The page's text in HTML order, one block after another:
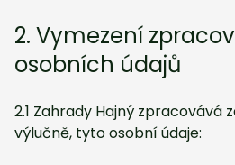
2. Vymezení
osobních údajů
2.1 Zahrady Hajný zpracovává
výlučně, tyto osobní údaje: